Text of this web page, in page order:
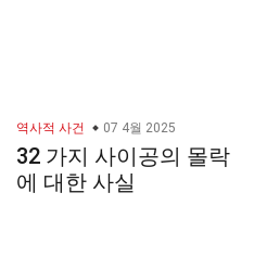
역사적 사건 07 4월 2025
32 가지 사이공의 몰락
에 대한 사실